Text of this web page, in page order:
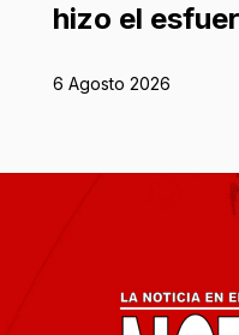
hizo el
6 Agosto 2026